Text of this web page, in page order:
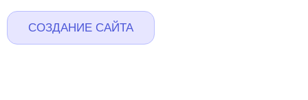
СОЗДАНИЕ САЙТА